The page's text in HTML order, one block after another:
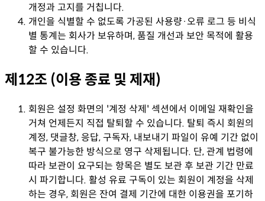
개정과 고지를 거칩니다.
개인을 식별할 수 없도록 가공된 사용량·오류 로그 등 비식
별 통계는 회사가 보유하며, 품질 개선과 보안 목적에 활용
할 수 있습니다.
제12조 (이용 종료 및 제재)
회원은 설정 화면의 '계정 삭제' 섹션에서 이메일 재확인을
거쳐 언제든지 직접 탈퇴할 수 있습니다. 탈퇴 즉시 회원의
계정, 댓글창, 응답, 구독자, 내보내기 파일이 유예 기간 없이
복구 불가능한 방식으로 영구 삭제됩니다. 단, 관계 법령에
따라 보관이 요구되는 항목은 별도 보관 후 보관 기간 만료
시 파기합니다. 활성 유료 구독이 있는 회원이 계정을 삭제
하는 경우, 회원은 잔여 결제 기간에 대한 이용권을 포기하